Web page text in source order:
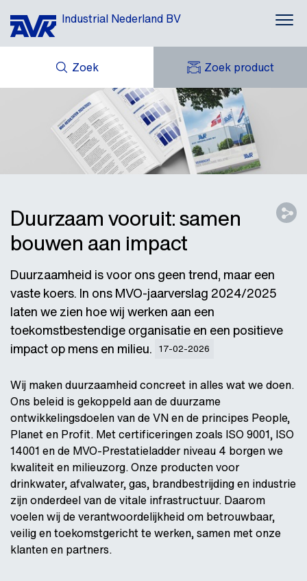
Industrial Nederland BV
Zoek Zoek product
DOWNLOADS
CASE STORIES
MIJN OFFERTES
MIJN AVK
AVK HOLDING (GROUP)
AVK NEDERLAND
Duurzaam vooruit: samen
bouwen aan impact
Duurzaamheid is voor ons geen trend, maar een
vaste koers. In ons MVO-jaarverslag 2024/2025
laten we zien hoe wij werken aan een
toekomstbestendige organisatie en een positieve
impact op mens en milieu. 17-02-2026
Wij maken duurzaamheid concreet in alles wat we doen.
Ons beleid is gekoppeld aan de duurzame
ontwikkelingsdoelen van de VN en de principes People,
Planet en Profit. Met certificeringen zoals ISO 9001, ISO
14001 en de MVO-Prestatieladder niveau 4 borgen we
kwaliteit en milieuzorg. Onze producten voor
drinkwater, afvalwater, gas, brandbestrijding en industrie
zijn onderdeel van de vitale infrastructuur. Daarom
voelen wij de verantwoordelijkheid om betrouwbaar,
veilig en toekomstgericht te werken, samen met onze
klanten en partners.